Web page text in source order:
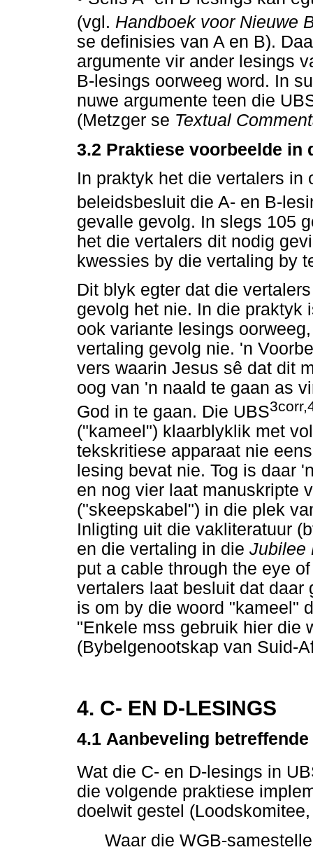
(vgl. Handboek voor Nieuwe
se definisies van A en B).
argumente vir ander lesings
B-lesings oorweeg word. In
nuwe argumente teen die
(Metzger se Textual
3.2 Praktiese voorbeelde in
In praktyk het die vertalers in
beleidsbesluit die A- en B-
gevalle gevolg. In slegs 105
het die vertalers dit nodig
kwessies by die vertaling by
Dit blyk egter dat die
gevolg het nie. In die praktyk
ook variante lesings
vertaling gevolg nie. 'n
vers waarin Jesus sê dat dit
oog van 'n naald te gaan as
God in te gaan. Die UBS
("kameel") klaarblyklik met
tekskritiese apparaat nie
lesing bevat nie. Tog is daar
en nog vier laat manuskripte
("skeepskabel") in die plek
Inligting uit die vakliteratuur
en die vertaling in die Jubilee
put a cable through the eye
vertalers laat besluit dat daar
is om by die woord "kameel"
"Enkele mss gebruik hier die
(Bybelgenootskap van Suid-
4. C- EN D-LESINGS
4.1 Aanbeveling
Wat die C- en D-lesings in
die volgende praktiese
doelwit gestel
Waar die WGB-